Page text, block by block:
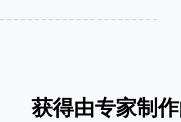
获得由专家制